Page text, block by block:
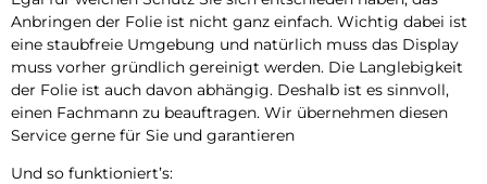
Anbringen der Folie ist nicht ganz einfach. Wichtig dabei ist
eine staubfreie Umgebung und natürlich muss das Display
muss vorher gründlich gereinigt werden. Die Langlebigkeit
der Folie ist auch davon abhängig. Deshalb ist es sinnvoll,
einen Fachmann zu beauftragen. Wir übernehmen diesen
Service gerne für Sie und garantieren
Und so funktioniert’s: